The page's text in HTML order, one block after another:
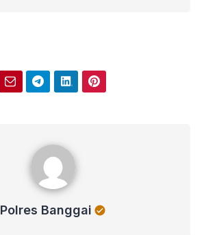
Polres Banggai